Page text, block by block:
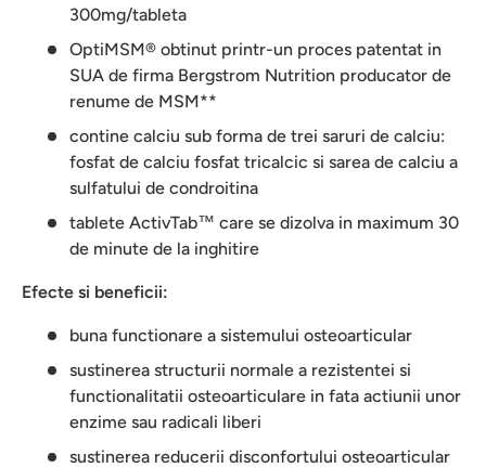
300mg/tableta
OptiMSM® obtinut printr-un proces patentat in
SUA de firma Bergstrom Nutrition producator de
renume de MSM**
contine calciu sub forma de trei saruri de calciu:
fosfat de calciu fosfat tricalcic si sarea de calciu a
sulfatului de condroitina
tablete ActivTab™ care se dizolva in maximum 30
de minute de la inghitire
Efecte si beneficii:
buna functionare a sistemului osteoarticular
sustinerea structurii normale a rezistentei si
functionalitatii osteoarticulare in fata actiunii unor
enzime sau radicali liberi
sustinerea reducerii disconfortului osteoarticular